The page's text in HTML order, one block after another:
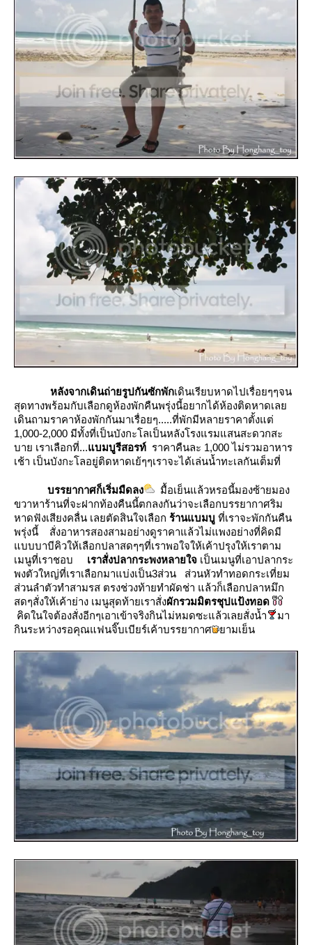
หลังจากเดินถ่ายรูปกันซักพักเดินเรียบหาดไปเรื่อยๆๆจน
สุดทางพร้อมกับเลือกดูห้องพักคืนพรุ่งนี้อยากได้ห้องติดหาดเล
เดินถามราคาห้องพักกันมาเรื่อยๆ.....ที่พักมีหลายราคาตั้งแต่
1,000-2,000 มีทั้งที่เป็นบังกะโลเป็นหลังโรงแรมแสนสะดวกสะ
บาย เราเลือกที่...บมบูรีสอรท์ ราคาคืนละ 1,000 ไม่รวมอาหาร
เช้า เป็นบังกะโลอยู่ติดหาดเย้ๆๆเราจะได้เล่นน้ำทะเลกันเต็มที่
บรรยากาศก็เริ่มมืดลง
มื้อเย็นแล้วหรอนี้มองซ้ายมอง
ขวาหาร้านที่จะฝากท้องคืนนี้ตกลงกันว่าจะเลือกบรรยากาศริม
หาดฟังเสียงคลื่น เลยตัดสินใจเลือก ร้านแบมบู ที่เราจะพักกันคืน
พรุ่งนี้ สั่งอาหารสองสามอย่างดูราคาแล้วไม่แพงอย่างที่คิดมี
บบบาบีคิวให้เลือกปลาสดๆๆที่เราพอใจให้เค้าปรุงให้เราตาม
เมนูที่เราชอบ เราสั่งปลากระพงหลายใจ เป็นเมนูที่เอาปลากระ
พงตัวใหญ่ที่เราเลือกมาแบ่งเป็น3ส่วน ส่วนหัวทำทอดกระเที่ยม
ส่วนลำตัวทำสามรส ตรงช่วงท้ายทำผัดช่า แล้วก็เลือกปลาหมึก
สดๆสั่งให้เค้าย่าง เมนูสุดท้ายเราสั่งผักรวมมิตรชุปแป้งทอด
คิดในใจต้องสั่งอีกๆเอาเข้าจริงกินไม่หมดซะแล้วเลยสั่งน้ำ
มา
กินระหว่างรอคุณแฟนจิ๊บเบียร์เค้าบรรยากาศ
ามเย็น